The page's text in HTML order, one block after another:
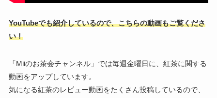
YouTubeでも紹介しているので、こちらの動画もご覧くださ
い！
「Miiのお茶会チャンネル」では毎週金曜日に、紅茶に関する
動画をアップしています。
気になる紅茶のレビュー動画をたくさん投稿しているので、